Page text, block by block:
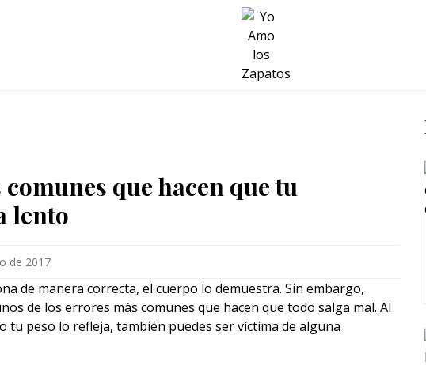
SALUD
que hacen que tu
lento
de 2017
de manera correcta, el cuerpo lo demuestra. Sin embargo,
de los errores más comunes que hacen que todo salga mal. Al
tu peso lo refleja, también puedes ser víctima de alguna